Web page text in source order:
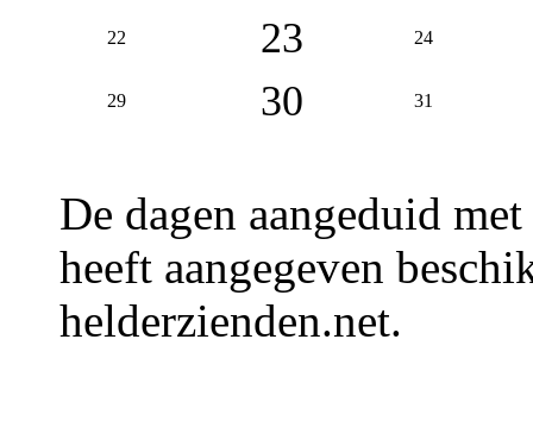
22 23 24
29 30 31
De dagen aangeduid
heeft aangegeven
helderzienden.net.